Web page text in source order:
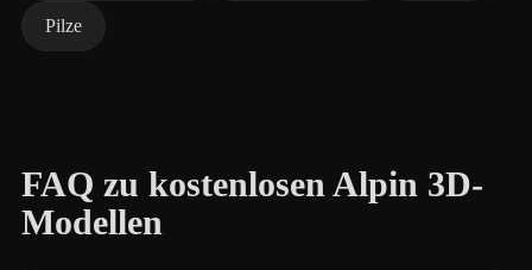
Pilze
FAQ zu kostenlosen Alpin 3D-
Modellen